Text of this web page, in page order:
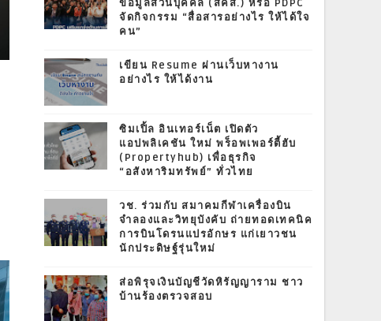
ข้อมูลส่วนบุคคล (สคส.) หรือ PDPC
จัดกิจกรรม “สื่อสารอย่างไร ให้ได้ใจ
คน”
เขียน Resume ผ่านเว็บหางาน
อย่างไร ให้ได้งาน
ซิมเปิ้ล อินเทอร์เน็ต เปิดตัว
แอปพลิเคชัน ใหม่ พร็อพเพอร์ตี้ฮับ
(Propertyhub) เพื่อธุรกิจ
“อสังหาริมทรัพย์” ทั่วไทย
วช. ร่วมกับ สมาคมกีฬาเครื่องบิน
จำลองและวิทยุบังคับ ถ่ายทอดเทคนิค
การบินโดรนแปรอักษร แก่เยาวชน
นักประดิษฐ์รุ่นใหม่
ส่อพิรุจเงินบัญชีวัดหิรัญญาราม ชาว
บ้านร้องตรวจสอบ